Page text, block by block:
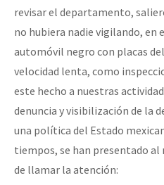
revisar el departamento,
no hubiera nadie vigilando, en
automóvil negro con placas
velocidad lenta, como
este hecho a nuestras
denuncia y visibilización de la
una política del Estado
tiempos, se han presentado al
de llamar la atención: